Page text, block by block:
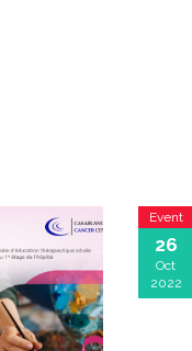
Event
26
Oct
2022